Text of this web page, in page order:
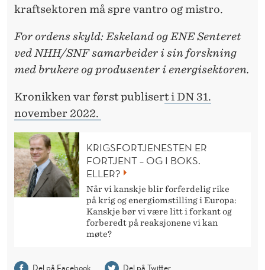
kraftsektoren må spre vantro og mistro.
For ordens skyld: Eskeland og ENE Senteret
ved NHH/SNF samarbeider i sin forskning
med brukere og produsenter i energisektoren.
Kronikken var først publisert i DN 31.
november 2022.
KRIGSFORTJENESTEN ER
FORTJENT – OG I BOKS.
ELLER?
Når vi kanskje blir forferdelig rike
på krig og energiomstilling i Europa:
Kanskje bør vi være litt i forkant og
forberedt på reaksjonene vi kan
møte?
Del på Facebook
Del på Twitter